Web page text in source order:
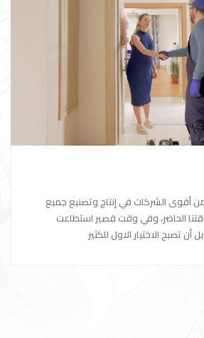
أقوى الشركات في إنتاج وتصنيع جميع
الحاضر، وفي وقت قصير استطاعت
تصبح الاختيار الاول للكثير